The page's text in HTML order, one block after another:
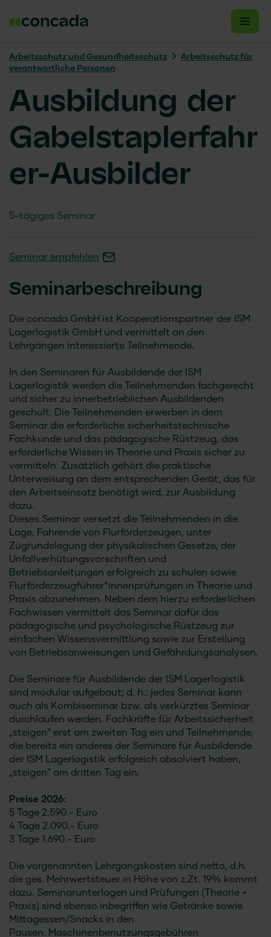
Arbeitsschutz und Gesundheitsschutz
Arbeitsschutz für
verantwortliche Personen
Ausbildung der
Gabelstaplerfahr
er-Ausbilder
5-tägiges Seminar
Seminar empfehlen
Seminarbeschreibung
Die concada GmbH ist Kooperationspartner der ISM
Lagerlogistik GmbH und vermittelt an den
Lehrgängen interessierte Teilnehmende.
In den Seminaren für Ausbildende der ISM
Lagerlogistik werden die Teilnehmenden fachgerecht
und sicher zu innerbetrieblichen Ausbildenden
geschult. Die Teilnehmenden erwerben in dem
Seminar die erforderliche sicherheitstechnische
Fachkunde und das pädagogische Rüstzeug, das
erforderliche Wissen in Theorie und Praxis sicher zu
vermitteln. Zusätzlich gehört die praktische
Unterweisung an dem entsprechenden Gerät, das für
den Arbeitseinsatz benötigt wird, zur Ausbildung
dazu.
Dieses Seminar versetzt die Teilnehmenden in die
Lage, Fahrende von Flurförderzeugen, unter
Zugrundelegung der physikalischen Gesetze, der
Unfallverhütungsvorschriften und
Betriebsanleitungen erfolgreich zu schulen sowie
Flurförderzeugführer*innenprüfungen in Theorie und
Praxis abzunehmen. Neben dem hierzu erforderlichen
Fachwissen vermittelt das Seminar dafür das
pädagogische und psychologische Rüstzeug zur
einfachen Wissensvermittlung sowie zur Erstellung
von Betriebsanweisungen und Gefährdungsanalysen.
Die Seminare für Ausbildende der ISM Lagerlogistik
sind modular aufgebaut; d. h.: jedes Seminar kann
auch als Kombiseminar bzw. als verkürztes Seminar
durchlaufen werden. Fachkräfte für Arbeitssicherheit
„steigen“ erst am zweiten Tag ein und Teilnehmende,
die bereits ein anderes der Seminare für Ausbildende
der ISM Lagerlogistik erfolgreich absolviert haben,
„steigen“ am dritten Tag ein.
Preise 2026:
5 Tage 2.590.- Euro
4 Tage 2.090.- Euro
3 Tage 1.690.- Euro
Die vorgenannten Lehrgangskosten sind netto, d.h.
die ges. Mehrwertsteuer in Höhe von z.Zt. 19% kommt
dazu. Seminarunterlagen und Prüfungen (Theorie +
Praxis) sind ebenso inbegriffen wie Getränke sowie
Mittagessen/Snacks in den
Pausen. Maschinenbenutzungsgebühren